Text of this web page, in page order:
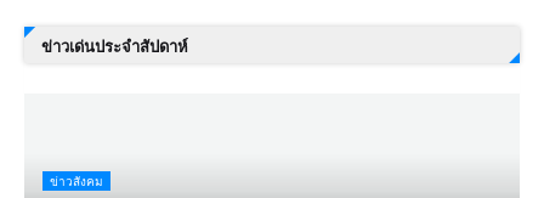
ข่าวเด่นประจำสัปดาห์
ข่าวสังคม